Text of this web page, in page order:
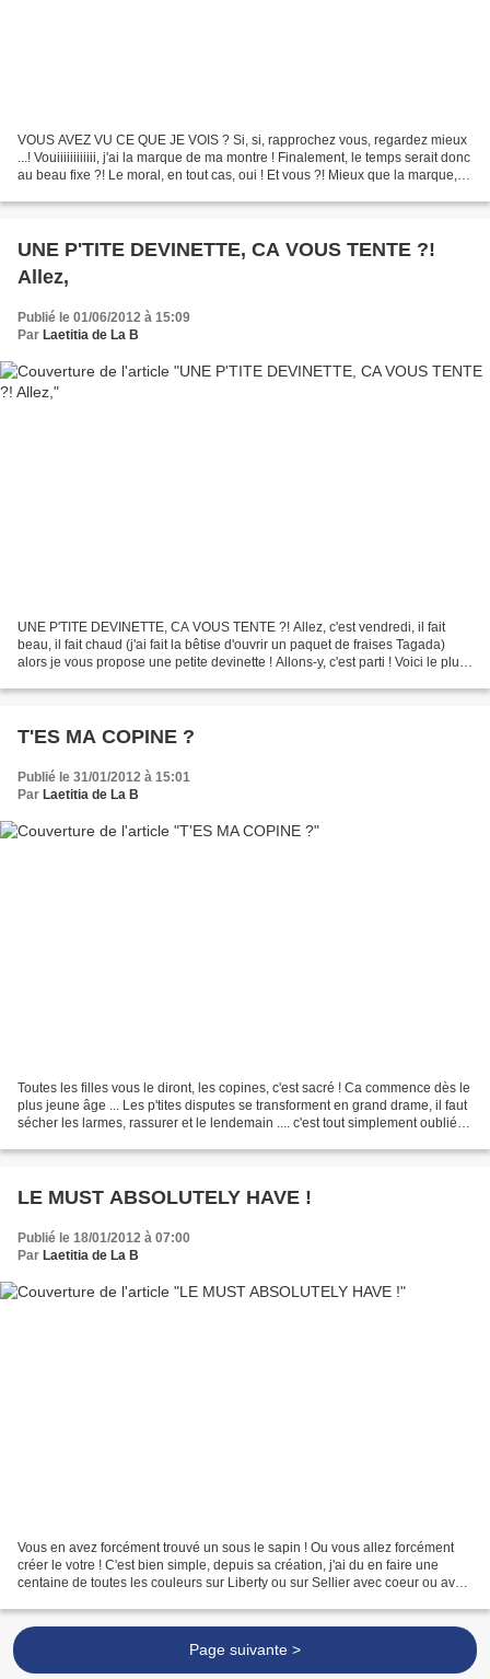
VOUS AVEZ VU CE QUE JE VOIS ? Si, si, rapprochez vous, regardez mieux
...! Vouiiiiiiiiiiii, j'ai la marque de ma montre ! Finalement, le temps serait donc
au beau fixe ?! Le moral, en tout cas, oui ! Et vous ?! Mieux que la marque,
UNE P'TITE DEVINETTE, CA VOUS TENTE ?!
Allez,
Publié le 01/06/2012 à 15:09
Par Laetitia de La B
UNE P'TITE DEVINETTE, CA VOUS TENTE ?! Allez, c'est vendredi, il fait
beau, il fait chaud (j'ai fait la bêtise d'ouvrir un paquet de fraises Tagada)
alors je vous propose une petite devinette ! Allons-y, c'est parti ! Voici le plus
T'ES MA COPINE ?
Publié le 31/01/2012 à 15:01
Par Laetitia de La B
Toutes les filles vous le diront, les copines, c'est sacré ! Ca commence dès le
plus jeune âge ... Les p'tites disputes se transforment en grand drame, il faut
sécher les larmes, rassurer et le lendemain .... c'est tout simplement oublié !
LE MUST ABSOLUTELY HAVE !
Publié le 18/01/2012 à 07:00
Par Laetitia de La B
Vous en avez forcément trouvé un sous le sapin ! Ou vous allez forcément
créer le votre ! C'est bien simple, depuis sa création, j'ai du en faire une
centaine de toutes les couleurs sur Liberty ou sur Sellier avec coeur ou avec
Page suivante >